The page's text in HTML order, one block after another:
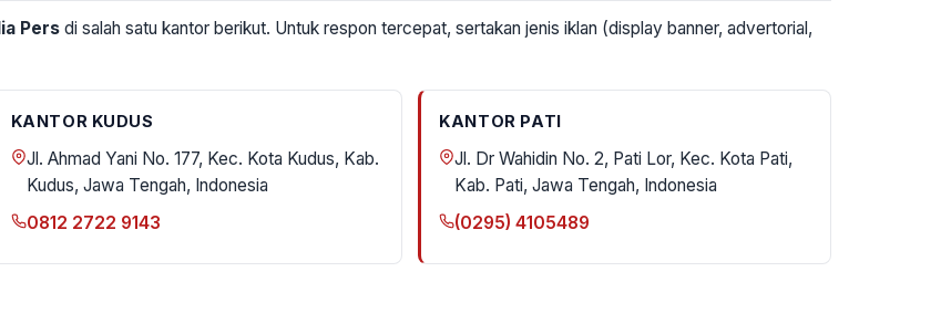
Pers di salah satu kantor berikut. Untuk respon tercepat, sertakan jenis iklan (display banner, advertorial,
KANTOR KUDUS
Jl. Ahmad Yani No. 177, Kec. Kota Kudus, Kab.
Kudus, Jawa Tengah, Indonesia
0812 2722 9143
KANTOR PATI
Jl. Dr Wahidin No. 2, Pati Lor, Kec. Kota Pati,
Kab. Pati, Jawa Tengah, Indonesia
(0295) 4105489